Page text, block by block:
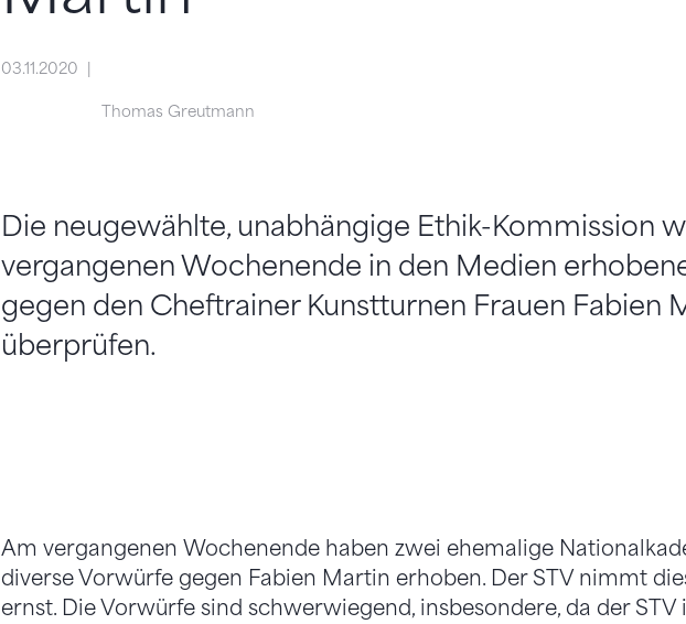
03.11.2020
Thomas Greutmann
Die neugewählte, unabhängige Ethik-Kommission
vergangenen Wochenende in den Medien
gegen den Cheftrainer Kunstturnen Frauen Fabien
überprüfen.
Am vergangenen Wochenende haben zwei ehemalige
diverse Vorwürfe gegen Fabien Martin erhoben. Der STV nimmt
ernst. Die Vorwürfe sind schwerwiegend, insbesondere, da der STV